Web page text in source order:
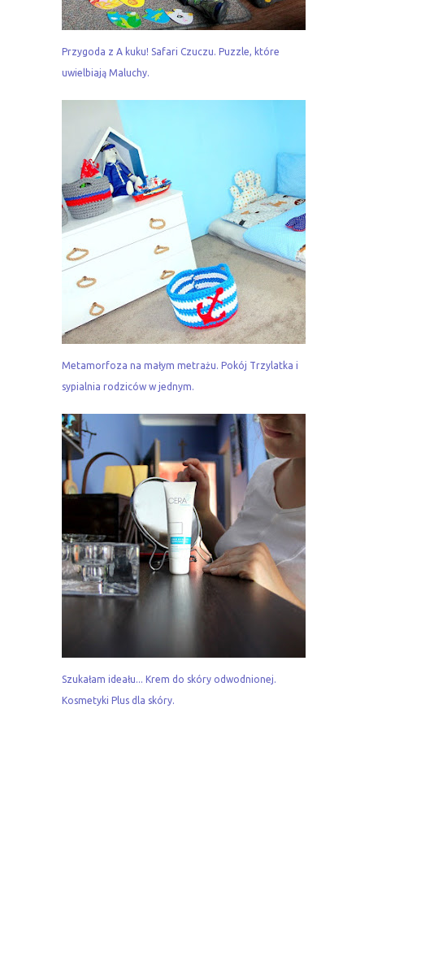
Przygoda z A kuku! Safari Czuczu. Puzzle, które
uwielbiają Maluchy.
Metamorfoza na małym metrażu. Pokój Trzylatka i
sypialnia rodziców w jednym.
Szukałam ideału... Krem do skóry odwodnionej.
Kosmetyki Plus dla skóry.